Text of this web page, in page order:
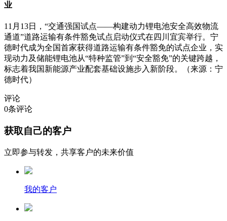
业
11月13日，“交通强国试点——构建动力锂电池安全高效物流
通道”道路运输有条件豁免试点启动仪式在四川宜宾举行。宁
德时代成为全国首家获得道路运输有条件豁免的试点企业，实
现动力及储能锂电池从“特种监管”到“安全豁免”的关键跨越，
标志着我国新能源产业配套基础设施步入新阶段。（来源：宁
德时代）
评论
0条评论
获取自己的客户
立即参与转发，共享客户的未来价值
我的客户